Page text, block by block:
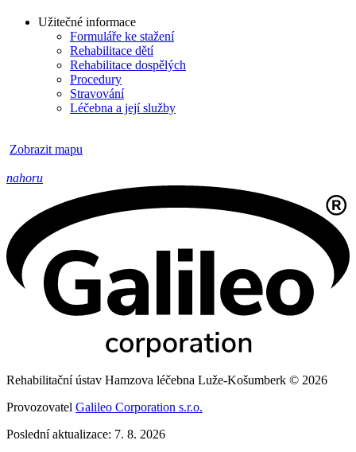
Užitečné informace
Formuláře ke stažení
Rehabilitace dětí
Rehabilitace dospělých
Procedury
Stravování
Léčebna a její služby
Zobrazit mapu
nahoru
Rehabilitační ústav Hamzova léčebna Luže-Košumberk © 2026
Provozovatel Galileo Corporation s.r.o.
Poslední aktualizace: 7. 8. 2026